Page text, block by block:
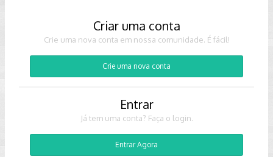
Criar uma conta
Crie uma nova conta em nossa comunidade. É fácil!
Crie uma nova conta
Entrar
Já tem uma conta? Faça o login.
Entrar Agora